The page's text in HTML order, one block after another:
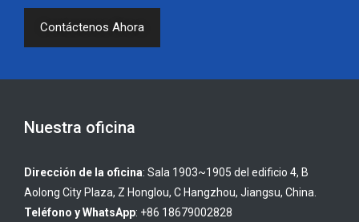
Contáctenos Ahora
Nuestra oficina
Dirección de la oficina: Sala 1903~1905 del edificio 4, B
Aolong City Plaza, Z Honglou, C Hangzhou, Jiangsu, China.
Teléfono y WhatsApp: +86 18679002828